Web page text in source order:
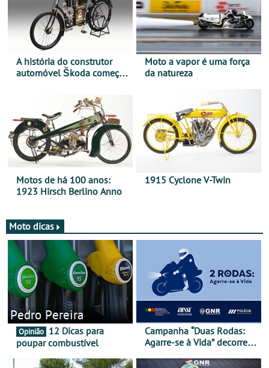
A história do construtor
automóvel Škoda começou
Moto a vapor é uma força
da natureza
Motos de há 100 anos:
1923 Hirsch Berlino Anno
1915 Cyclone V-Twin
Moto dicas
Pedro Pereira
Opinião
poupar combustível
Campanha “Duas Rodas:
Agarre-se à Vida” decorre